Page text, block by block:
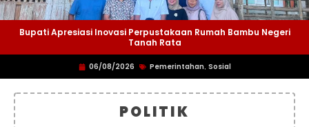
Bupati Apresiasi Inovasi Perpustakaan Rumah Bambu Negeri
Tanah Rata
06/08/2026 Pemerintahan, Sosial
POLITIK